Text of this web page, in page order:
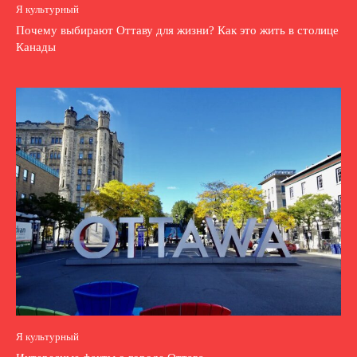
Я культурный
Почему выбирают Оттаву для жизни? Как это жить в столице
Канады
Я культурный